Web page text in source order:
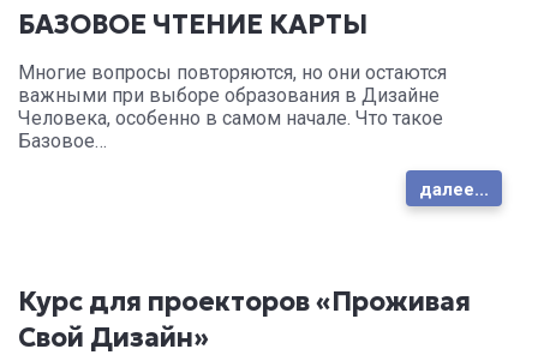
БАЗОВОЕ ЧТЕНИЕ КАРТЫ
Многие вопросы повторяются, но они остаются
важными при выборе образования в Дизайне
Человека, особенно в самом начале. Что такое
Базовое…
далее...
Курс для проекторов «Проживая
Свой Дизайн»